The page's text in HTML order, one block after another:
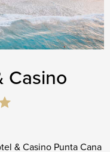
Casino
& Casino Punta Cana